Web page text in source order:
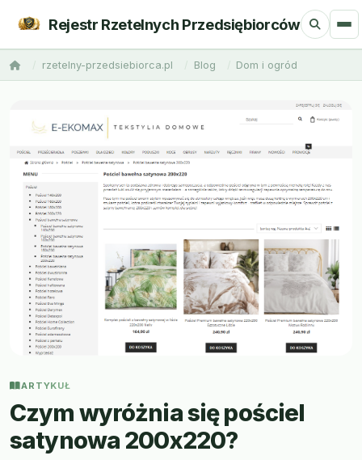
Rejestr Rzetelnych Przedsiębiorców
rzetelny-przedsiebiorca.pl Blog Dom i ogród
ARTYKUŁ
Czym wyróżnia się pościel
satynowa 200x220?